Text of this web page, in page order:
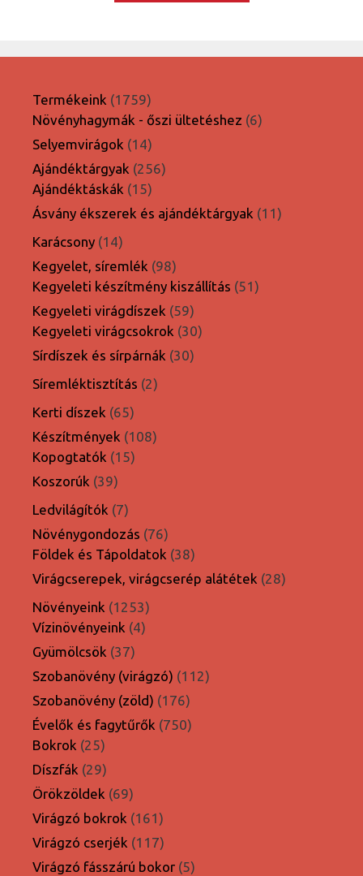
Termékeink 17591759
termék
Növényhagymák - őszi ültetéshez 66
Selyemvirágok 1414
termék
Ajándéktárgyak 256256
Ajándéktáskák 1515
termék
Ásvány ékszerek és ajándéktárgyak 1111
Karácsony 1414
termék
Kegyelet, síremlék 9898
termék
Kegyeleti készítmény kiszállítás 5151
Kegyeleti virágdíszek 5959
termék
Kegyeleti virágcsokrok 3030
Sírdíszek és sírpárnák 3030
Síremléktisztítás 22
Kerti díszek 6565
termék
Készítmények 108108
Kopogtatók 1515
Koszorúk 3939
termék
Ledvilágítók 77
termék
Növénygondozás 7676
termék
Földek és Tápoldatok 3838
termék
Virágcserepek, virágcserép alátétek 2828
Növényeink 12531253
termék
Vízinövényeink 44
Gyümölcsök 3737
termék
Szobanövény (virágzó) 112112
Szobanövény (zöld) 176176
termék
Évelők és fagytűrők 750750
Bokrok 2525
termék
Díszfák 2929
termék
Örökzöldek 6969
termék
Virágzó bokrok 161161
termék
Virágzó cserjék 117117
termék
Virágzó fásszárú bokor 55